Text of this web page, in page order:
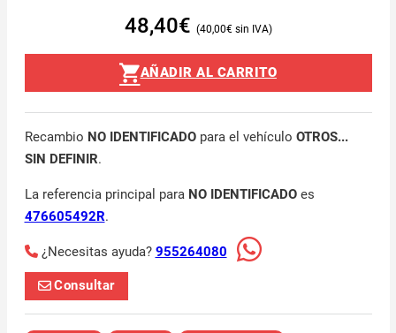
48,40€ 40,00€
AÑADIR AL CARRITO
Recambio NO IDENTIFICADOpara el vehículo OTROS...
SIN DEFINIR.
La referencia principal para NO IDENTIFICADOes
476605492R.
¿Necesitas ayuda? 955264080
Consultar